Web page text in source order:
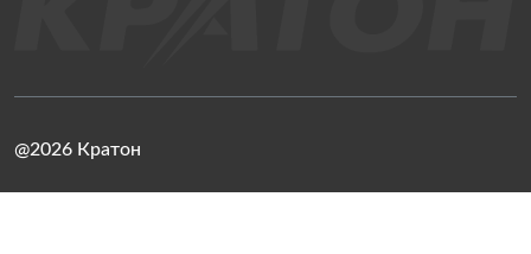
@2026 Кратон